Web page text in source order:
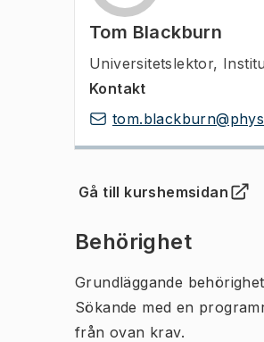
Tom Blackburn
Universitetslektor,
Kontakt
Gå till kurshemsidan
(Öppnas i ny flik)
Behörighet
Grundläggande
Sökande med en
från ovan krav.